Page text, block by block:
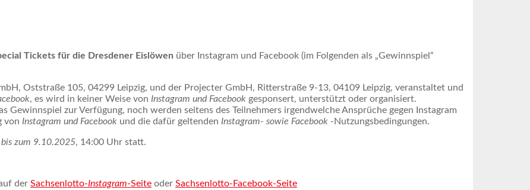
Tickets für die Dresdener Eislöwen über Instagram und Facebook (im Folgenden als „Gewinnspiel“
Oststraße 105, 04299 Leipzig, und der Projecter GmbH, Ritterstraße 9-13, 04109 Leipzig, veranstaltet und
, es wird in keiner Weise von Instagram und Facebook gesponsert, unterstützt oder organisiert.
Gewinnspiel zur Verfügung, noch werden seitens des Teilnehmers irgendwelche Ansprüche gegen Instagram
von Instagram und Facebook und die dafür geltenden Instagram- sowie Facebook -Nutzungsbedingungen.
zum 9.10.2025, 14:00 Uhr statt.
der Sachsenlotto-Instagram-Seite oder Sachsenlotto-Facebook-Seite